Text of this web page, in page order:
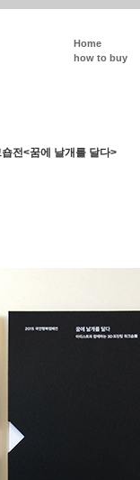
Home
how to buy
전<꿈에 날개를 달다>